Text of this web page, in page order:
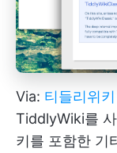
Via: 티들리위키
TiddlyWiki를
키를 포함한 기